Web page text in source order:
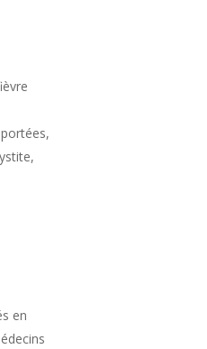
en